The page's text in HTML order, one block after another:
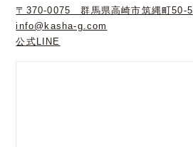
〒370-0075 群馬県高崎市筑縄町50-5
info@kasha-g.com
公式LINE